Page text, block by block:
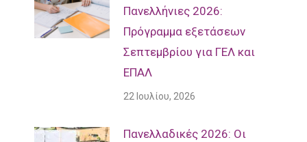
Πανελλήνιες 2026:
Πρόγραμμα εξετάσεων
Σεπτεμβρίου για ΓΕΛ και
ΕΠΑΛ
22 Ιουλίου, 2026
Πανελλαδικές 2026: Οι